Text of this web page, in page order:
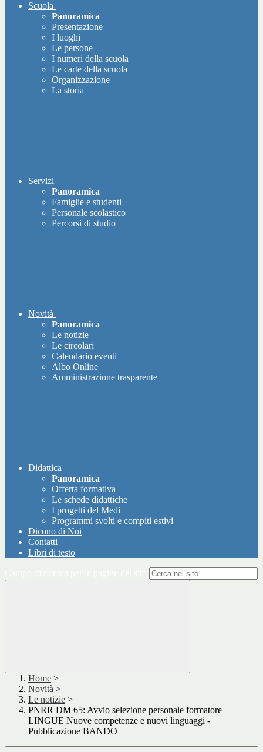
Scuola
Panoramica
Presentazione
I luoghi
Le persone
I numeri della scuola
Le carte della scuola
Organizzazione
La storia
Servizi
Panoramica
Famiglie e studenti
Personale scolastico
Percorsi di studio
Novità
Panoramica
Le notizie
Le circolari
Calendario eventi
Albo Online
Amministrazione trasparente
Didattica
Panoramica
Offerta formativa
Le schede didattiche
I progetti del Medi
Programmi svolti e compiti estivi
Dicono di Noi
Contatti
Libri di testo
Home >
Novità >
Le notizie >
PNRR DM 65: Avvio selezione personale formatore
LINGUE Nuove competenze e nuovi linguaggi -
Pubblicazione BANDO